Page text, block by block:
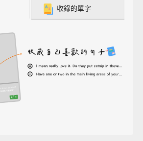
收錄的單字